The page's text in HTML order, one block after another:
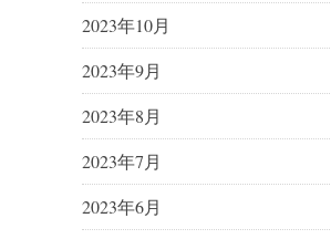
2023年10月
2023年9月
2023年8月
2023年7月
2023年6月